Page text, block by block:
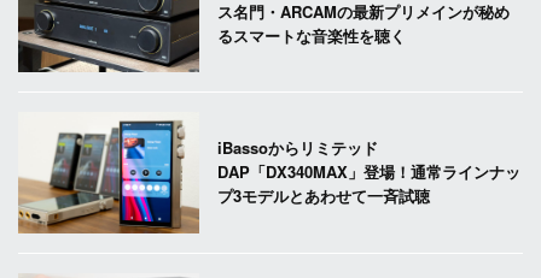
ス名門・ARCAMの最新プリメインが秘め
るスマートな音楽性を聴く
iBassoからリミテッド
DAP「DX340MAX」登場！通常ラインナッ
プ3モデルとあわせて一斉試聴